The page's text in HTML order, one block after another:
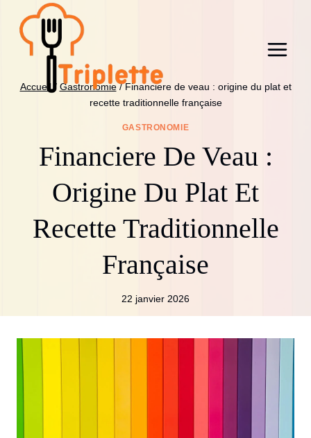
contenu
Accueil / Gastronomie / Financiere de veau : origine du plat et
recette traditionnelle française
GASTRONOMIE
Financiere De Veau :
Origine Du Plat Et
Recette Traditionnelle
Française
22 janvier 2026